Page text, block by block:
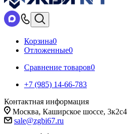
Корзина0
Отложенные0
Сравнение товаров0
+7 (985) 14-66-783
Контактная информация
Москва, Каширское шоссе, 3к2с4
sale@zgbi67.ru